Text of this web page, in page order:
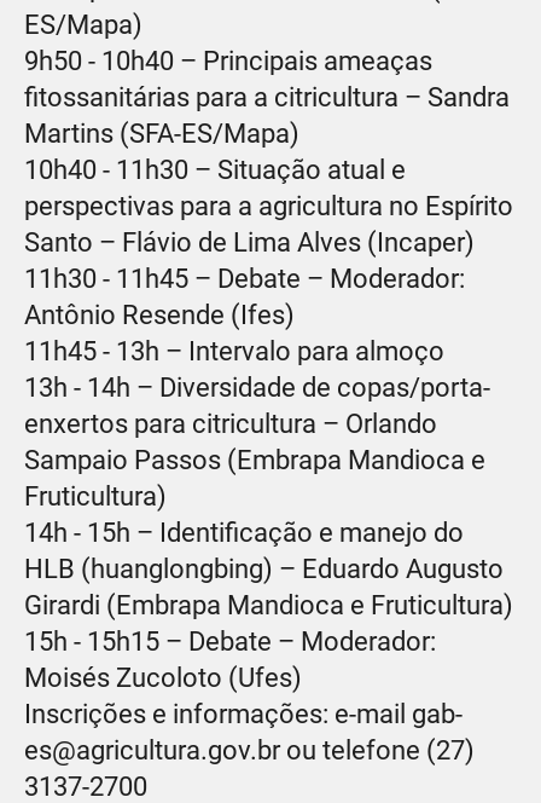
ES/Mapa)
9h50 - 10h40 – Principais ameaças
fitossanitárias para a citricultura – Sandra
Martins (SFA-ES/Mapa)
10h40 - 11h30 – Situação atual e
perspectivas para a agricultura no Espírito
Santo – Flávio de Lima Alves (Incaper)
11h30 - 11h45 – Debate – Moderador:
Antônio Resende (Ifes)
11h45 - 13h – Intervalo para almoço
13h - 14h – Diversidade de copas/porta-
enxertos para citricultura – Orlando
Sampaio Passos (Embrapa Mandioca e
Fruticultura)
14h - 15h – Identificação e manejo do
HLB (huanglongbing) – Eduardo Augusto
Girardi (Embrapa Mandioca e Fruticultura)
15h - 15h15 – Debate – Moderador:
Moisés Zucoloto (Ufes)
Inscrições e informações: e-mail gab-
es@agricultura.gov.br ou telefone (27)
3137-2700